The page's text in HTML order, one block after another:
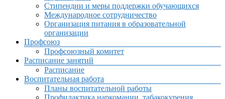
Стипендии и меры поддержки обучающихся
Международное сотрудничество
Организация питания в образовательной
организации
Профсоюз
Профсоюзный комитет
Расписание занятий
Расписание
Воспитательная работа
Планы воспитательной работы